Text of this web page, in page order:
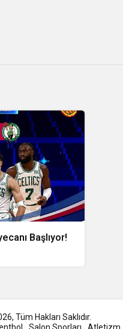
Başlıyor!
Tüm Hakları Saklıdır.